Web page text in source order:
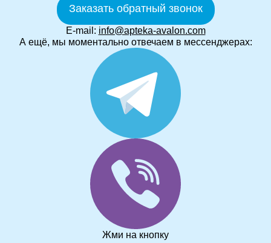
Заказать обратный звонок
E-mail: info@apteka-avalon.com
А ещё, мы моментально отвечаем в мессенджерах:
Жми на кнопку